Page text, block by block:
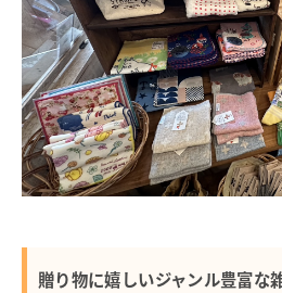
贈り物に嬉しいジャンル豊富な